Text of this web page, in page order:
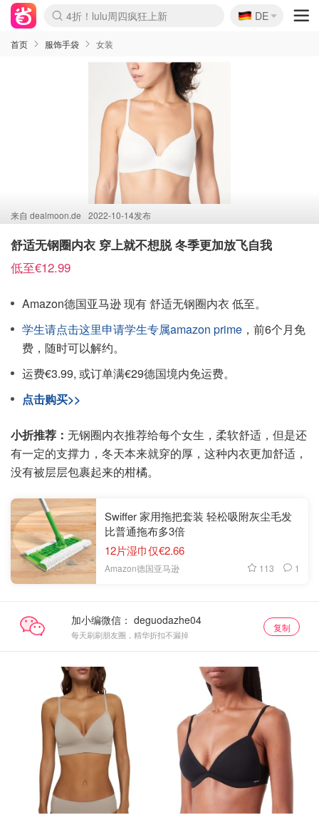
Boticinal 夏促开抢！
4折！lulu周四疯狂上新
还没结束！&OtherStories大促
Joybuy变相75折 随时失效
速领！Stanley独家85折
疑似霸哥！Camper额外叠85折
Zalando 奥莱闪促！每日更新
Moncler反季囤！5折起+叠9折
Coach Brooklyn仅€192
🇩🇪
DE
首页 服饰手袋 女装
来自 dealmoon.de 2022-10-14发布
舒适无钢圈内衣 穿上就不想脱 冬季更加放飞自我
低至€12.99
Amazon德国亚马逊 现有 舒适无钢圈内衣 低至。
学生请点击这里申请学生专属amazon prime ，前6个月免
费，随时可以解约。
运费€3.99, 或订单满€29德国境内免运费。
点击购买>>
小折推荐： 无钢圈内衣推荐给每个女生，柔软舒适，但是还
有一定的支撑力，冬天本来就穿的厚，这种内衣更加舒适，
没有被层层包裹起来的柑橘。
Swiffer 家用拖把套装 轻松吸附灰尘毛发
比普通拖布多3倍
12片湿巾仅€2.66
Amazon德国亚马逊 113 1
加小编微信：
每天刷刷朋友圈，精华折扣不漏掉
复制